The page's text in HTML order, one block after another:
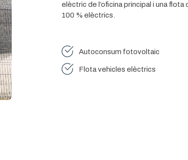
elèctric de l’oficina principal i una
100 % elèctrics.
Autoconsum fotovoltaic
Flota vehicles elèctrics